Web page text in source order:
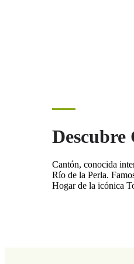
Descubre
Cantón, conocida
Río de la Perla.
Hogar de la icónica